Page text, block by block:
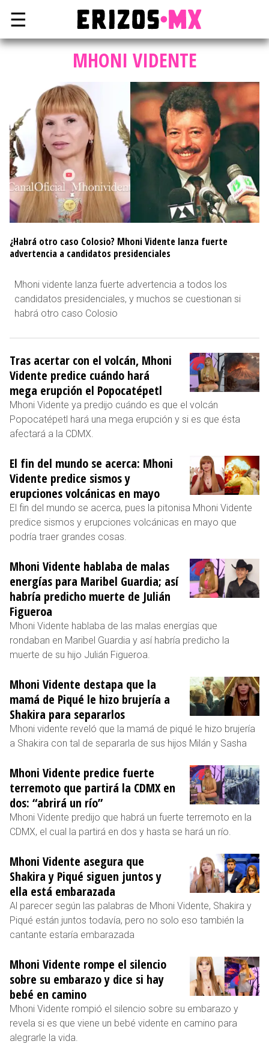
☰
MHONI VIDENTE
¿Habrá otro caso Colosio? Mhoni Vidente lanza fuerte
advertencia a candidatos presidenciales
Mhoni vidente lanza fuerte advertencia a todos los
candidatos presidenciales, y muchos se cuestionan si
habrá otro caso Colosio
Tras acertar con el volcán, Mhoni
Vidente predice cuándo hará
mega erupción el Popocatépetl
Mhoni Vidente ya predijo cuándo es que el volcán
Popocatépetl hará una mega erupción y si es que ésta
afectará a la CDMX.
El fin del mundo se acerca: Mhoni
Vidente predice sismos y
erupciones volcánicas en mayo
El fin del mundo se acerca, pues la pitonisa Mhoni Vidente
predice sismos y erupciones volcánicas en mayo que
podría traer grandes cosas.
Mhoni Vidente hablaba de malas
energías para Maribel Guardia; así
habría predicho muerte de Julián
Figueroa
Mhoni Vidente hablaba de las malas energías que
rondaban en Maribel Guardia y así habría predicho la
muerte de su hijo Julián Figueroa.
Mhoni Vidente destapa que la
mamá de Piqué le hizo brujería a
Shakira para separarlos
Mhoni vidente reveló que la mamá de piqué le hizo brujería
a Shakira con tal de separarla de sus hijos Milán y Sasha
Mhoni Vidente predice fuerte
terremoto que partirá la CDMX en
dos: “abrirá un río”
Mhoni Vidente predijo que habrá un fuerte terremoto en la
CDMX, el cual la partirá en dos y hasta se hará un río.
Mhoni Vidente asegura que
Shakira y Piqué siguen juntos y
ella está embarazada
Al parecer según las palabras de Mhoni Vidente, Shakira y
Piqué están juntos todavía, pero no solo eso también la
cantante estaría embarazada
Mhoni Vidente rompe el silencio
sobre su embarazo y dice si hay
bebé en camino
Mhoni Vidente rompió el silencio sobre su embarazo y
revela si es que viene un bebé vidente en camino para
alegrarle la vida.